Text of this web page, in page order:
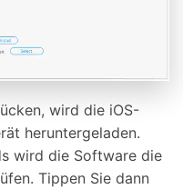
wird die iOS-
heruntergeladen.
wird die Software die
Tippen Sie dann